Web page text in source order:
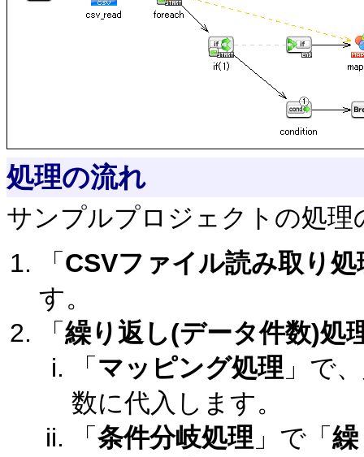
処理の流れ
サンプルプロジェクトの処
「 CSVファイル読み取り処
す。
「 繰り返し(データ件数)処
「 マッピング処理 」で
数に代入します。
「 条件分岐処理 」で「